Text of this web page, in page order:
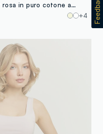
T-shirt relaxed fit rosa in puro cotone a maniche corte
+4